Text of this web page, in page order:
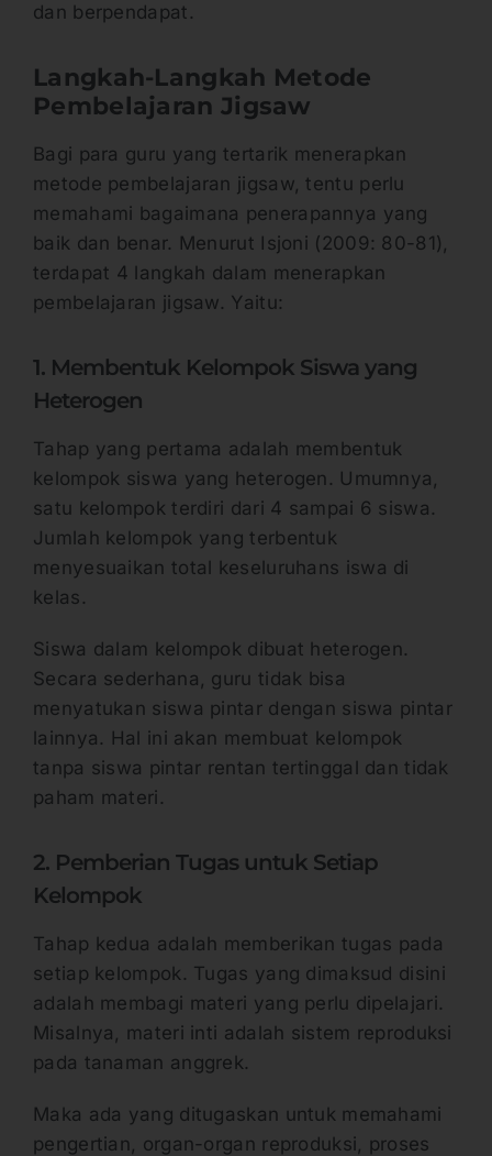
dan berpendapat.
Langkah-Langkah Metode
Pembelajaran Jigsaw
Bagi para guru yang tertarik menerapkan
metode pembelajaran jigsaw, tentu perlu
memahami bagaimana penerapannya yang
baik dan benar. Menurut Isjoni (2009: 80-81),
terdapat 4 langkah dalam menerapkan
pembelajaran jigsaw. Yaitu:
1. Membentuk Kelompok Siswa yang
Heterogen
Tahap yang pertama adalah membentuk
kelompok siswa yang heterogen. Umumnya,
satu kelompok terdiri dari 4 sampai 6 siswa.
Jumlah kelompok yang terbentuk
menyesuaikan total keseluruhans iswa di
kelas.
Siswa dalam kelompok dibuat heterogen.
Secara sederhana, guru tidak bisa
menyatukan siswa pintar dengan siswa pintar
lainnya. Hal ini akan membuat kelompok
tanpa siswa pintar rentan tertinggal dan tidak
paham materi.
2. Pemberian Tugas untuk Setiap
Kelompok
Tahap kedua adalah memberikan tugas pada
setiap kelompok. Tugas yang dimaksud disini
adalah membagi materi yang perlu dipelajari.
Misalnya, materi inti adalah sistem reproduksi
pada tanaman anggrek.
Maka ada yang ditugaskan untuk memahami
pengertian, organ-organ reproduksi, proses